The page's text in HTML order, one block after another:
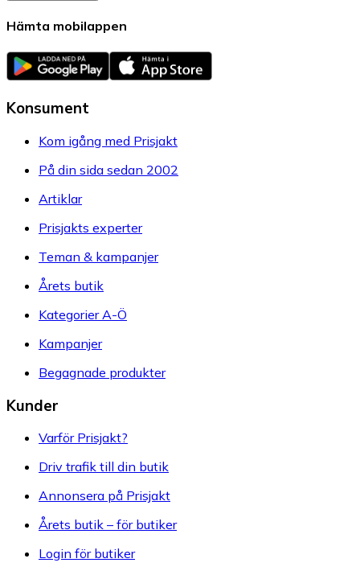
Hämta mobilappen
Konsument
Kom igång med Prisjakt
På din sida sedan 2002
Artiklar
Prisjakts experter
Teman & kampanjer
Årets butik
Kategorier A-Ö
Kampanjer
Begagnade produkter
Kunder
Varför Prisjakt?
Driv trafik till din butik
Annonsera på Prisjakt
Årets butik – för butiker
Login för butiker